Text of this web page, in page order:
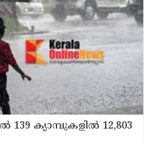
139 ക്യാമ്പുകളിൽ 12,803